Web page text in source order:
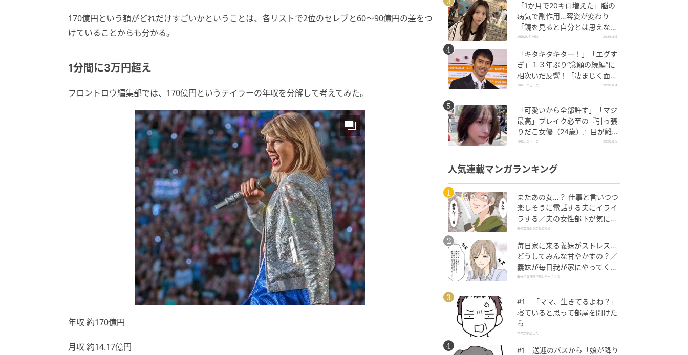
170億円という額がどれだけすごいかということは、各リストで2位のセレブと60～90億円の差をつ
けていることからも分かる。
1分間に3万円超え
フロントロウ編集部では、170億円というテイラーの年収を分解して考えてみた。
年収 約170億円
月収 約14.17億円
「1か月で20キロ増えた」脳の
病気で副作用…容姿が変わり
「鏡を見ると自分とは思えなか
った」壮絶な闘病生活明かす
ABEMA TIMES 2026.8.5
「キタキタキター！」「エグす
ぎ」１３年ぶり“念願の続編”に
相次いだ反響！「凄まじく面白
い」“賞 総なめ”『伝説級ドラ
TRILL ニュース 2026.8.4
「可愛いから全部許す」「マジ
最高」ブレイク必至の『引っ張
りだこ女優（24歳）』目が離せ
ない“圧巻ショット”に「か、か
TRILL ニュース 2026.8.5
人気連載マンガランキング
またあの女…？ 仕事と言いつつ
楽しそうに電話する夫にイライ
ラする／夫の女性部下が気にな
る（1）【夫婦の危機 まんが】
夫の女性部下が気になる
毎日家に来る義妹がストレス…
どうしてみんな甘やかすの？／
義妹が毎日我が家にやってくる
（1）【義父母がシンドイんで
義妹が毎日我が家にやってくる
#1 「ママ、生きてるよね？」
寝ていると思って部屋を開けた
ら
ママが家出した
#1 送迎のバスから「娘が降り